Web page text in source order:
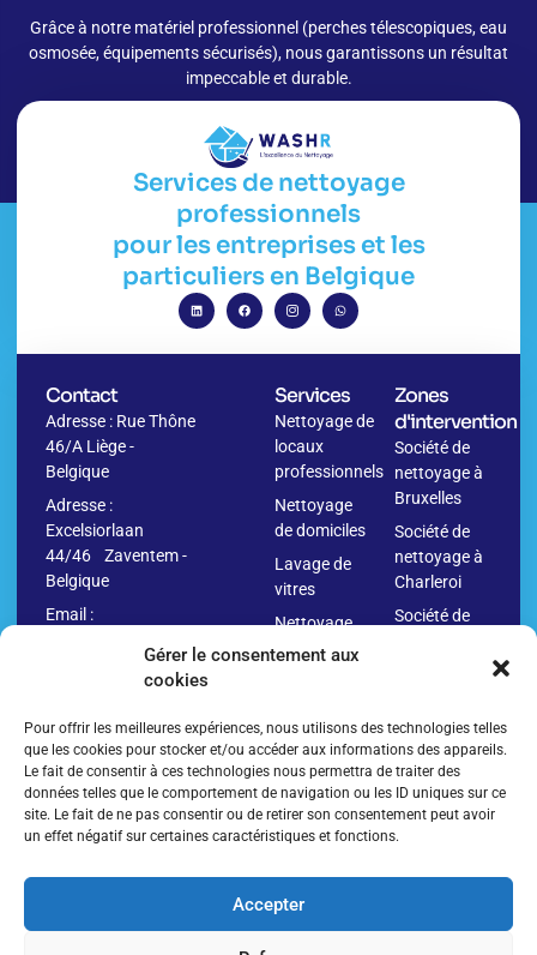
Gérer le consentement aux
cookies
Pour offrir les meilleures expériences, nous utilisons des technologies telles
que les cookies pour stocker et/ou accéder aux informations des appareils.
Le fait de consentir à ces technologies nous permettra de traiter des
données telles que le comportement de navigation ou les ID uniques sur ce
site. Le fait de ne pas consentir ou de retirer son consentement peut avoir
un effet négatif sur certaines caractéristiques et fonctions.
Accepter
Grâce à notre matériel professionnel (perches télescopiques, eau
osmosée, équipements sécurisés), nous garantissons un résultat
impeccable et durable.
Demandez votre devis pour nettoyage professionnel sur Liège
Services de nettoyage
professionnels
pour les entreprises et les
particuliers en Belgique
Contact
Adresse : Rue Thône
46/A Liège -
Belgique
Adresse :
Excelsiorlaan
44/46 Zaventem -
Belgique
Email :
280.10.09
Services
Nettoyage de
locaux
professionnels
Nettoyage
de domiciles
Lavage de
vitres
Nettoyage
avant
après
déménagement
Nettoyage
de
bâtiments
Nettoyage
parkings et
Zones
d'intervention
Société de
nettoyage à
Bruxelles
Société de
nettoyage à
Charleroi
Société de
nettoyage à
Anvers
Société de
nettoyage à
Liège